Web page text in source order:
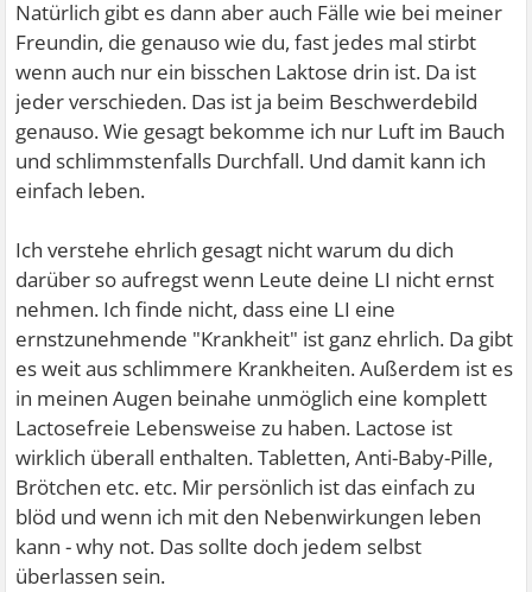
Natürlich gibt es dann aber auch Fälle wie bei meiner
Freundin, die genauso wie du, fast jedes mal stirbt
wenn auch nur ein bisschen Laktose drin ist. Da ist
jeder verschieden. Das ist ja beim Beschwerdebild
genauso. Wie gesagt bekomme ich nur Luft im Bauch
und schlimmstenfalls Durchfall. Und damit kann ich
einfach leben.
Ich verstehe ehrlich gesagt nicht warum du dich
darüber so aufregst wenn Leute deine LI nicht ernst
nehmen. Ich finde nicht, dass eine LI eine
ernstzunehmende "Krankheit" ist ganz ehrlich. Da gibt
es weit aus schlimmere Krankheiten. Außerdem ist es
in meinen Augen beinahe unmöglich eine komplett
Lactosefreie Lebensweise zu haben. Lactose ist
wirklich überall enthalten. Tabletten, Anti-Baby-Pille,
Brötchen etc. etc. Mir persönlich ist das einfach zu
blöd und wenn ich mit den Nebenwirkungen leben
kann - why not. Das sollte doch jedem selbst
überlassen sein.